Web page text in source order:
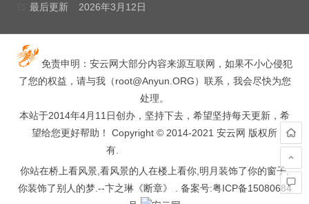
最后更新
2026年3月12日
免责申明：安云网大部分内容来源互联网，如果不小心侵犯
了您的权益，请与我（root@Anyun.ORG）联系，我会尽快为您
处理。
本站于2014年4月11日创办，坚持下去，希望坚持每天更新，希
望给您更好帮助！ Copyright © 2014-2021 安云网 版权所
有.
你站在桥上看风景,看风景的人在楼上看你,明月装饰了你的窗子,
你装饰了别人的梦.--卞之琳《断章》 . 备案号:粤ICP备15080684